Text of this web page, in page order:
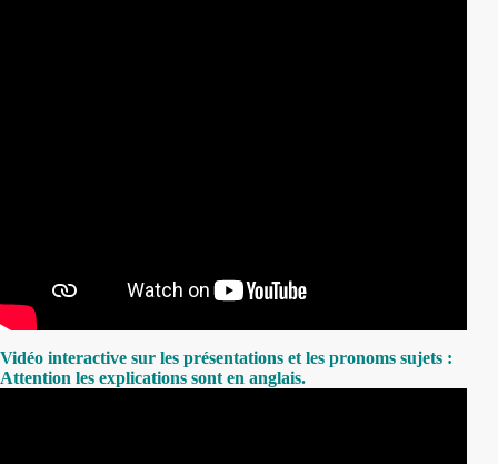
Vidéo interactive sur les présentations et les pronoms sujets :
Attention les explications sont en anglais.